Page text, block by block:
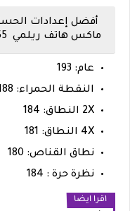
أفضل إعدادات
ماكس هاتف ريلمي realme C55:
عام: 193
النقطة الحمراء: 188
2X النطاق: 184
4X النطاق: 181
نطاق القناص: 180
نظرة حرة : 184
اقرا ايضا